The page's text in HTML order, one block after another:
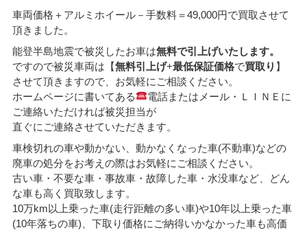
車両価格＋アルミホイール－手数料＝49,000円で買取させて
頂きました。
能登半島地震で被災したお車は無料で引上げいたします。
ですので被災車両は【無料引上げ+最低保証価格で買取り 】
させて頂きますので、お気軽にご相談ください。
ホームページに書いてある
電話またはメール・ＬＩＮＥに
ご連絡いただければ被災担当が
直ぐにご連絡させていただきます。
車検切れの車や動かない、動かなくなった車(不動車)などの
廃車の処分をお考えの際はお気軽にご相談ください。
古い車・不要な車・事故車・故障した車・水没車など、どん
な車も高く買取致します。
10万km以上乗った車(走行距離の多い車)や10年以上乗った車
(10年落ちの車)、下取り価格にご納得いかなかった車も高価